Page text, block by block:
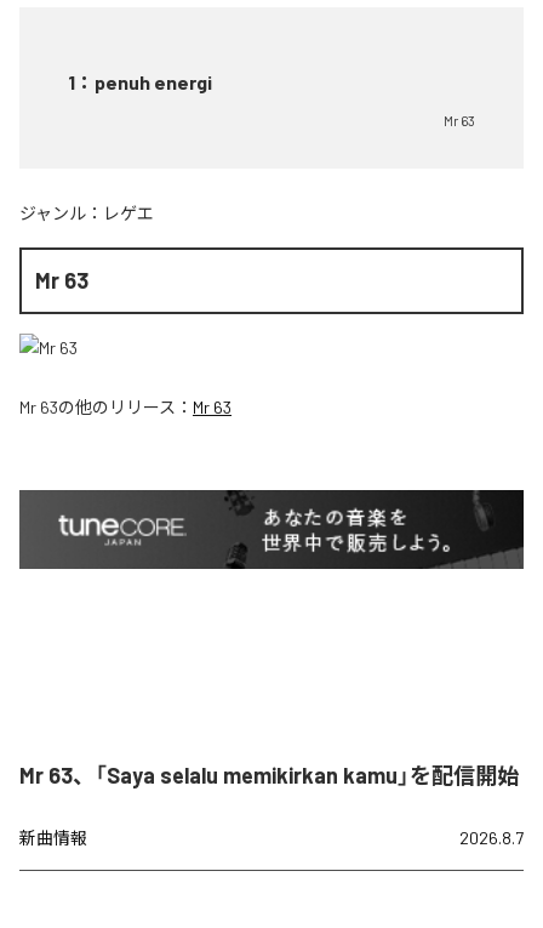
1 ： penuh energi
Mr 63
ジャンル： レゲエ
Mr 63
Mr 63の他のリリース： Mr 63
Mr 63、「Saya selalu memikirkan kamu」を配信開始
新曲情報 2026.8.7